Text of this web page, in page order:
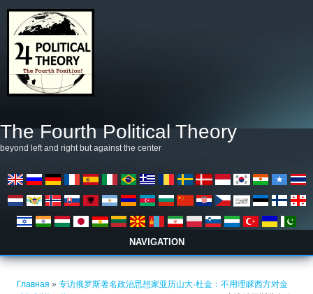
The Fourth Political Theory
beyond left and right but against the center
NAVIGATION
Главная »专访俄罗斯著名政治思想家亚历山大·杜金：不用理睬西方对金